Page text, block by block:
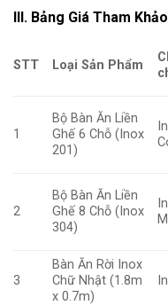
III. Bảng Giá Tham
STT Loại Sản Phẩm
1
Bộ Bàn Ăn Liền
Ghế 6 Chỗ (Inox
201)
2
Bộ Bàn Ăn Liền
Ghế 8 Chỗ (Inox
304)
3
Bàn Ăn Rời Inox
Chữ Nhật (1.8m
x 0.7m)